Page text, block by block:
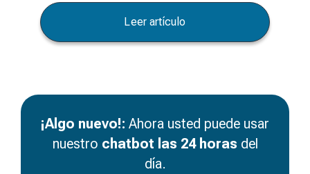
Leer artículo
¡Algo nuevo!: Ahora usted puede usar
nuestro chatbot las 24 horas del
día.